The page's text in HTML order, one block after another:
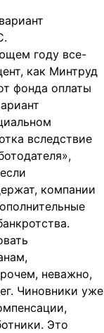
году все-
как Минтруд
фонда оплаты
вследствие
компании
неважно,
Чиновники уже
Это